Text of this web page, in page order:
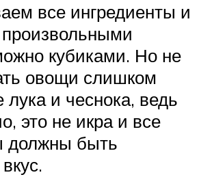
все ингредиенты и
кубиками. Но не
овощи слишком
лука и чеснока, ведь
это не икра и все
должны быть